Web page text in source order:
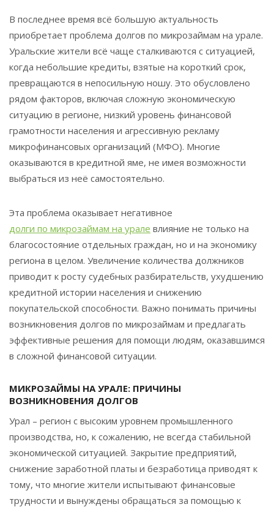
В последнее время всё большую актуальность
приобретает проблема долгов по микрозаймам на урале.
Уральские жители всё чаще сталкиваются с ситуацией,
когда небольшие кредиты, взятые на короткий срок,
превращаются в непосильную ношу. Это обусловлено
рядом факторов, включая сложную экономическую
ситуацию в регионе, низкий уровень финансовой
грамотности населения и агрессивную рекламу
микрофинансовых организаций (МФО). Многие
оказываются в кредитной яме, не имея возможности
выбраться из неё самостоятельно.
Эта проблема оказывает негативное
долги по микрозаймам на урале влияние не только на
благосостояние отдельных граждан, но и на экономику
региона в целом. Увеличение количества должников
приводит к росту судебных разбирательств, ухудшению
кредитной истории населения и снижению
покупательской способности. Важно понимать причины
возникновения долгов по микрозаймам и предлагать
эффективные решения для помощи людям, оказавшимся
в сложной финансовой ситуации.
МИКРОЗАЙМЫ НА УРАЛЕ: ПРИЧИНЫ
ВОЗНИКНОВЕНИЯ ДОЛГОВ
Урал – регион с высоким уровнем промышленного
производства, но, к сожалению, не всегда стабильной
экономической ситуацией. Закрытие предприятий,
снижение заработной платы и безработица приводят к
тому, что многие жители испытывают финансовые
трудности и вынуждены обращаться за помощью к